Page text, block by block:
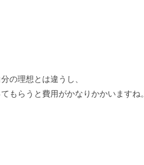
の理想とは違うし、
もらうと費用がかなりかかいますね。